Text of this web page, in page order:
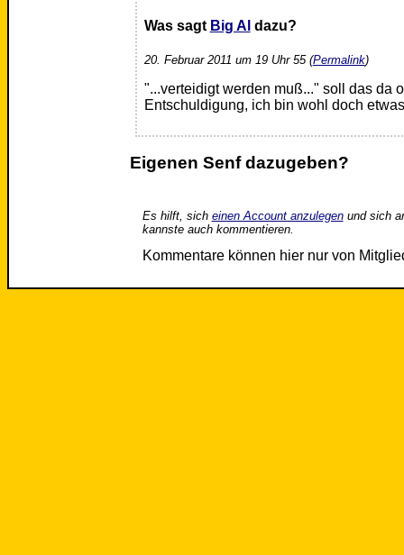
Was sagt Big Al dazu?
20. Februar 2011 um 19 Uhr 55 (Permalink)
"...verteidigt werden muß..." soll das da
Entschuldigung, ich bin wohl doch
Eigenen Senf dazugeben?
Es hilft, sich einen Account anzulegenund sich
kannste auch kommentieren.
Kommentare können hier nur von